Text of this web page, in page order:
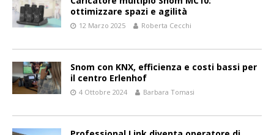
ottimizzare spazi e agilità
12 Marzo 2025 Roberta Cecchi
Snom con KNX, efficienza e costi bassi per
il centro Erlenhof
4 Ottobre 2024 Barbara Tomasi